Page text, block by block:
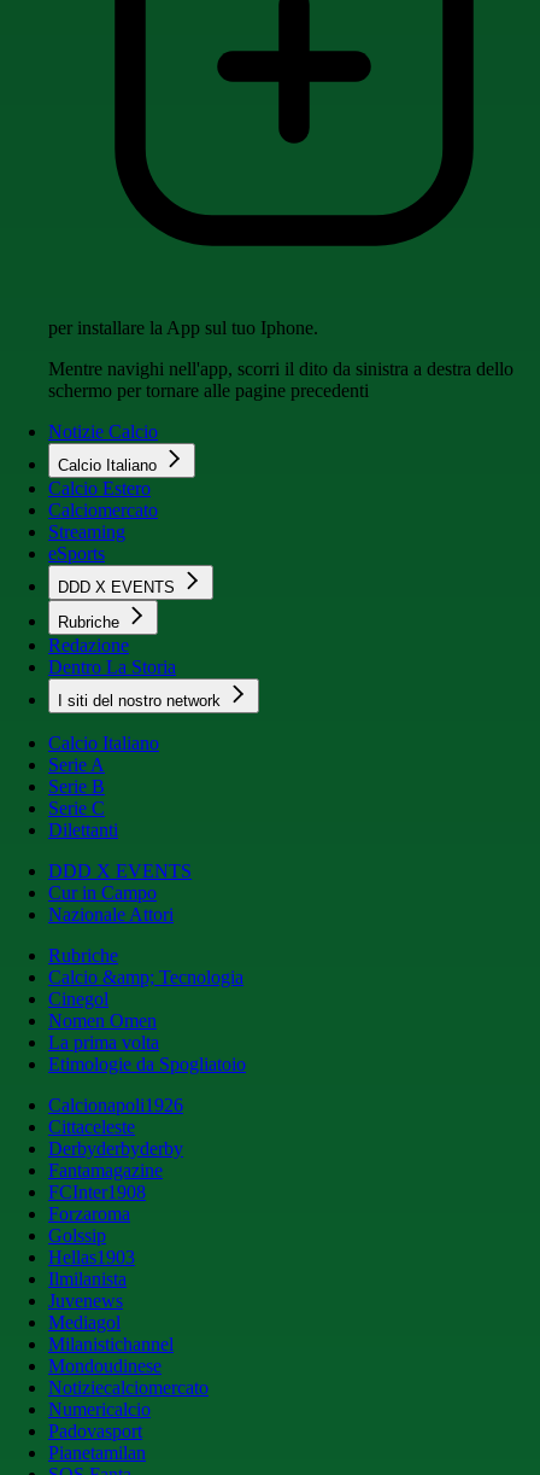
per installare la App sul tuo Iphone.
Mentre navighi nell'app, scorri il dito da sinistra a destra dello
schermo per tornare alle pagine precedenti
Notizie Calcio
Calcio Italiano
Calcio Estero
Calciomercato
Streaming
eSports
DDD X EVENTS
Rubriche
Redazione
Dentro La Storia
I siti del nostro network
Calcio Italiano
Serie A
Serie B
Serie C
Dilettanti
DDD X EVENTS
Cur in Campo
Nazionale Attori
Rubriche
Calcio &amp; Tecnologia
Cinegol
Nomen Omen
La prima volta
Etimologie da Spogliatoio
Calcionapoli1926
Cittaceleste
Derbyderbyderby
Fantamagazine
FCInter1908
Forzaroma
Golssip
Hellas1903
Ilmilanista
Juvenews
Mediagol
Milanistichannel
Mondoudinese
Notiziecalciomercato
Numericalcio
Padovasport
Pianetamilan